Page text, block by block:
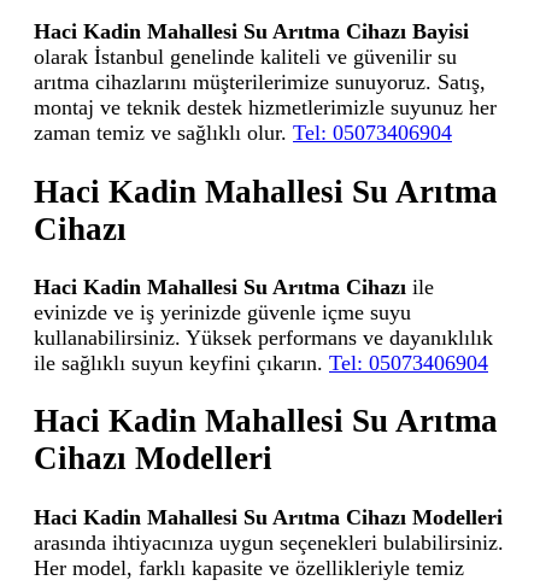
Haci Kadin Mahallesi Su Arıtma Cihazı Bayisi
olarak İstanbul genelinde kaliteli ve güvenilir su
arıtma cihazlarını müşterilerimize sunuyoruz. Satış,
montaj ve teknik destek hizmetlerimizle suyunuz her
zaman temiz ve sağlıklı olur. Tel: 05073406904
Haci Kadin Mahallesi Su Arıtma
Cihazı
Haci Kadin Mahallesi Su Arıtma Cihazı ile
evinizde ve iş yerinizde güvenle içme suyu
kullanabilirsiniz. Yüksek performans ve dayanıklılık
ile sağlıklı suyun keyfini çıkarın. Tel: 05073406904
Haci Kadin Mahallesi Su Arıtma
Cihazı Modelleri
Haci Kadin Mahallesi Su Arıtma Cihazı Modelleri
arasında ihtiyacınıza uygun seçenekleri bulabilirsiniz.
Her model, farklı kapasite ve özellikleriyle temiz